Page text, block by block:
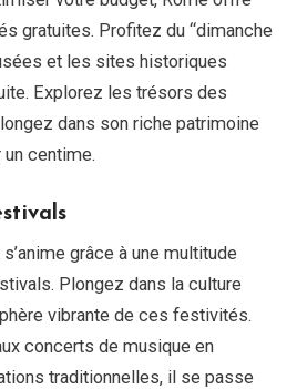
gratuites. Profitez du “dimanche
et les sites historiques
Explorez les trésors des
dans son riche patrimoine
centime.
grâce à une multitude
Plongez dans la culture
vibrante de ces festivités.
concerts de musique en
traditionnelles, il se passe